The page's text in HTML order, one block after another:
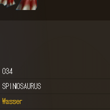
034
SPINOSAURUS
Wasser